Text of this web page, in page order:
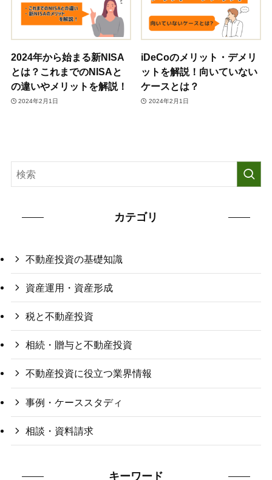
2024年から始まる新NISA
とは？これまでのNISAと
の違いやメリットを解説！
2024年2月1日
iDeCoのメリット・デメリ
ットを解説！向いていない
ケースとは？
2024年2月1日
カテゴリ
不動産投資の基礎知識
資産運用・資産形成
税と不動産投資
相続・贈与と不動産投資
不動産投資に役立つ業界情報
事例・ケーススタディ
相談・資料請求
キーワード